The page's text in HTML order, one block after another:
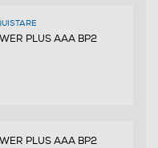
PLUS AAA BP2
PLUS AAA BP2